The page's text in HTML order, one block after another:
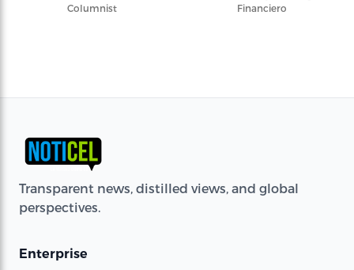
Columnist
Financiero
Transparent news, distilled views, and global
perspectives.
Enterprise